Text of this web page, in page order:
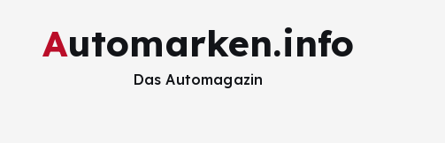
Automarken.info
Das Automagazin